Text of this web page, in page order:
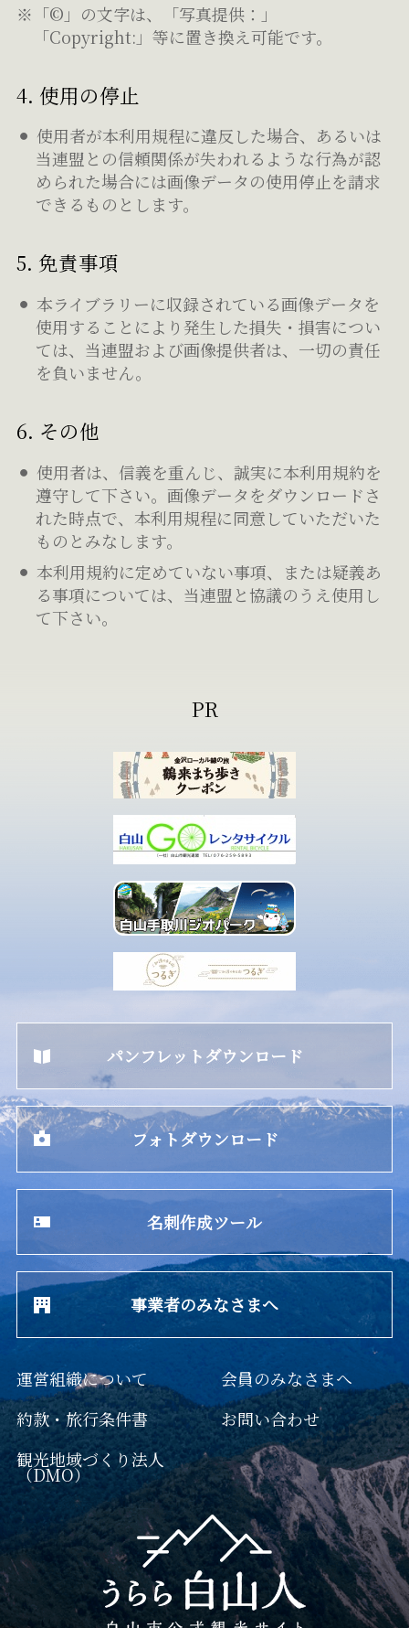
※「©」の文字は、「写真提供：」
「Copyright:」等に置き換え可能です。
4. 使用の停止
使用者が本利用規程に違反した場合、あるいは
当連盟との信頼関係が失われるような行為が認
められた場合には画像データの使用停止を請求
できるものとします。
5. 免責事項
本ライブラリーに収録されている画像データを
使用することにより発生した損失・損害につい
ては、当連盟および画像提供者は、一切の責任
を負いません。
6. その他
使用者は、信義を重んじ、誠実に本利用規約を
遵守して下さい。画像データをダウンロードさ
れた時点で、本利用規程に同意していただいた
ものとみなします。
本利用規約に定めていない事項、または疑義あ
る事項については、当連盟と協議のうえ使用し
て下さい。
パンフレットダウンロード
フォトダウンロード
名刺作成ツール
事業者のみなさまへ
運営組織について
約款・旅行条件書
観光地域づくり法人
（DMO）
会員のみなさまへ
お問い合わせ